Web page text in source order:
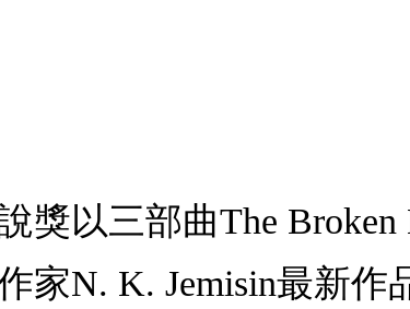
獎以三部曲The Broken
家N. K. Jemisin最新作